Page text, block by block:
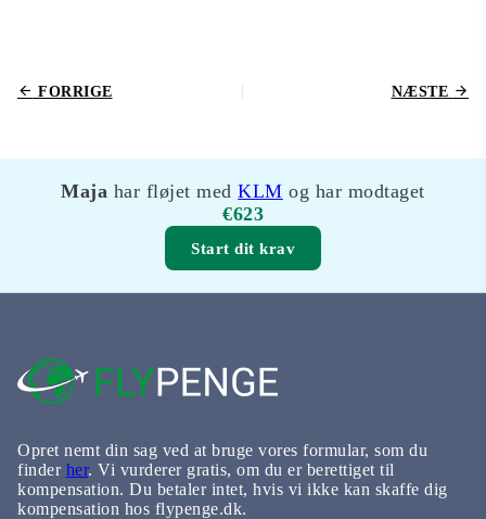
FORRIGE NÆSTE
Maja har fløjet medKLM og har modtaget
€623
Start dit krav
Opret nemt din sag ved at bruge vores formular, som du
finder her. Vi vurderer gratis, om du er berettiget til
kompensation. Du betaler intet, hvis vi ikke kan skaffe dig
kompensation hos flypenge.dk.